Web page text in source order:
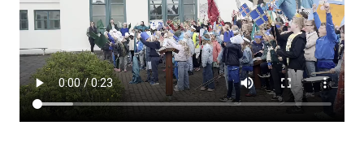
Umsókn um val utanskóla
Foreldrafélag